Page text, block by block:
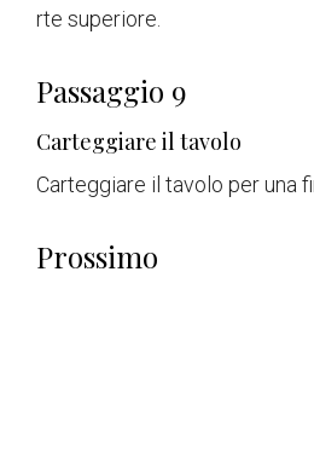
rte superiore.
Passaggio 9
Carteggiare il tavolo
Carteggiare il tavolo per una
Prossimo